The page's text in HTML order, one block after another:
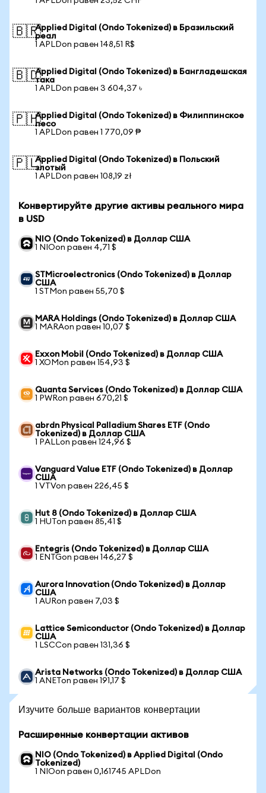
🇧🇷Applied Digital (Ondo Tokenized) в Бразильский
реал
1 APLDon равен 148,51 R$
🇧🇩Applied Digital (Ondo Tokenized) в Бангладешская
така
1 APLDon равен 3 604,37 ৳
🇵🇭Applied Digital (Ondo Tokenized) в Филиппинское
песо
1 APLDon равен 1 770,09 ₱
🇵🇱Applied Digital (Ondo Tokenized) в Польский
злотый
1 APLDon равен 108,19 zł
Конвертируйте другие активы реального мира
в USD
NIO (Ondo Tokenized) в Доллар США
1 NIOon равен 4,71 $
STMicroelectronics (Ondo Tokenized) в Доллар
США
1 STMon равен 55,70 $
MARA Holdings (Ondo Tokenized) в Доллар США
1 MARAon равен 10,07 $
Exxon Mobil (Ondo Tokenized) в Доллар США
1 XOMon равен 154,93 $
Quanta Services (Ondo Tokenized) в Доллар США
1 PWRon равен 670,21 $
abrdn Physical Palladium Shares ETF (Ondo
Tokenized) в Доллар США
1 PALLon равен 124,96 $
Vanguard Value ETF (Ondo Tokenized) в Доллар
США
1 VTVon равен 226,45 $
Hut 8 (Ondo Tokenized) в Доллар США
1 HUTon равен 85,41 $
Entegris (Ondo Tokenized) в Доллар США
1 ENTGon равен 146,27 $
Aurora Innovation (Ondo Tokenized) в Доллар
США
1 AURon равен 7,03 $
Lattice Semiconductor (Ondo Tokenized) в Доллар
США
1 LSCCon равен 131,36 $
Arista Networks (Ondo Tokenized) в Доллар США
1 ANETon равен 191,17 $
Изучите больше вариантов конвертации
Расширенные конвертации активов
NIO (Ondo Tokenized) в Applied Digital (Ondo
Tokenized)
1 NIOon равен 0,161745 APLDon